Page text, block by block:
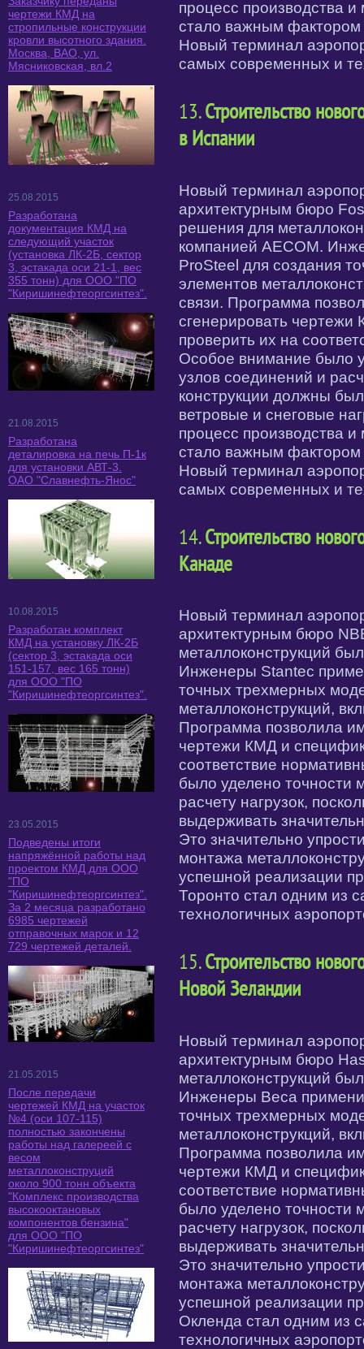
процесс производства
стало важным фактором
Новый терминал
самых современных и
13.Строительство
в Испании
Новый терминал
архитектурным бюро
решения для
компанией AECOM.
ProSteel для создания
элементов
связи. Программа
сгенерировать
проверить их на
Особое внимание было
узлов соединений и
конструкции должны
ветровые и снеговые
процесс производства
стало важным фактором
Новый терминал
самых современных и
14.Строительство
Канаде
Новый терминал
архитектурным бюро
металлоконструкций
Инженеры Stantec
точных трехмерных
металлоконструкций,
Программа позволила
чертежи КМД и
соответствие
было уделено точности
расчету нагрузок,
выдерживать
Это значительно
монтажа
успешной реализации
Торонто стал одним из
технологичных
15.Строительство
Новой Зеландии
Новый терминал
архитектурным бюро
металлоконструкций
Инженеры Beca
точных трехмерных
металлоконструкций,
Программа позволила
чертежи КМД и
соответствие
было уделено точности
расчету нагрузок,
выдерживать
Это значительно
монтажа
успешной реализации
Окленда стал одним из
технологичных
чертежи КМД на
стропильные конструкции
кровли высотного здания.
Москва, ВАО, ул.
Мясниковская, вл.2
25.08.2015
Разработана
документация КМД на
следующий участок
(установка ЛК-2Б, сектор
3, эстакада оси 21-1, вес
355 тонн) для ООО "ПО
"Киришинефтеоргсинтез".
21.08.2015
Разработана
деталировка на печь П-1к
для установки АВТ-3.
ОАО "Славнефть-Янос"
10.08.2015
Разработан комплект
КМД на установку ЛК-2Б
(сектор 3, эстакада оси
151-157, вес 165 тонн)
для ООО "ПО
"Киришинефтеоргсинтез".
23.05.2015
Подведены итоги
напряжённой работы над
проектом КМД для ООО
"ПО
"Киришинефтеоргсинтез".
За 2 месяца разработано
6985 чертежей
отправочных марок и 12
729 чертежей деталей.
21.05.2015
После передачи
чертежей КМД на участок
№4 (оси 107-115)
полностью закончены
работы над галереей с
весом
металлоконструций
около 900 тонн объекта
"Комплекс производства
высокооктановых
компонентов бензина"
для ООО "ПО
"Киришинефтеоргсинтез"